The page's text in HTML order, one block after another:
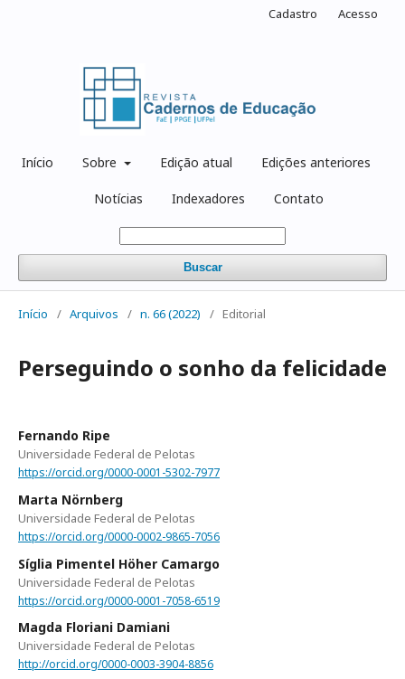
Início Sobre Edição atual Edições anteriores
Notícias Indexadores Contato
Buscar
Cadastro Acesso
Início / Arquivos / n. 66 (2022) / Editorial
Perseguindo o sonho da felicidade
Fernando Ripe
Universidade Federal de Pelotas
https://orcid.org/0000-0001-5302-7977
Marta Nörnberg
Universidade Federal de Pelotas
https://orcid.org/0000-0002-9865-7056
Síglia Pimentel Höher Camargo
Universidade Federal de Pelotas
https://orcid.org/0000-0001-7058-6519
Magda Floriani Damiani
Universidade Federal de Pelotas
http://orcid.org/0000-0003-3904-8856